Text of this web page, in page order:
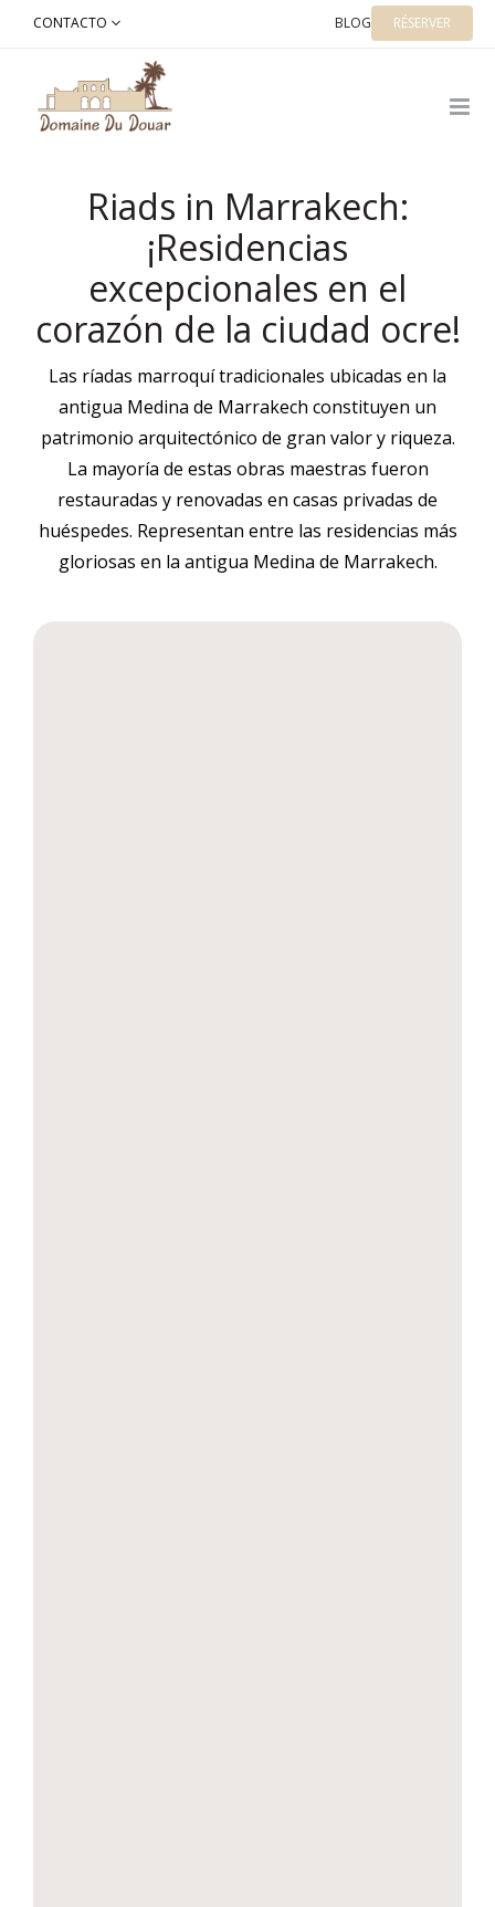
CONTACTO BLOG RÉSERVER
Riads in Marrakech:
¡Residencias
excepcionales en el
corazón de la ciudad ocre!
Las ríadas marroquí tradicionales ubicadas en la
antigua Medina de Marrakech constituyen un
patrimonio arquitectónico de gran valor y riqueza.
La mayoría de estas obras maestras fueron
restauradas y renovadas en casas privadas de
huéspedes. Representan entre las residencias más
gloriosas en la antigua Medina de Marrakech.